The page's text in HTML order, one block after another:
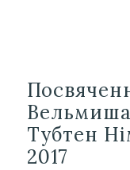
Тубтен
2017